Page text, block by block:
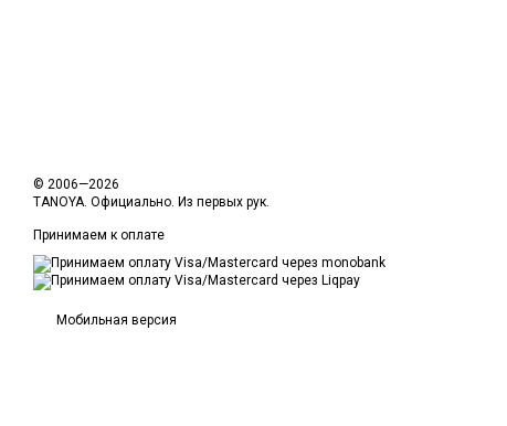
© 2006—2026
TANOYA. Официально. Из первых рук.
Принимаем к оплате
Мобильная версия